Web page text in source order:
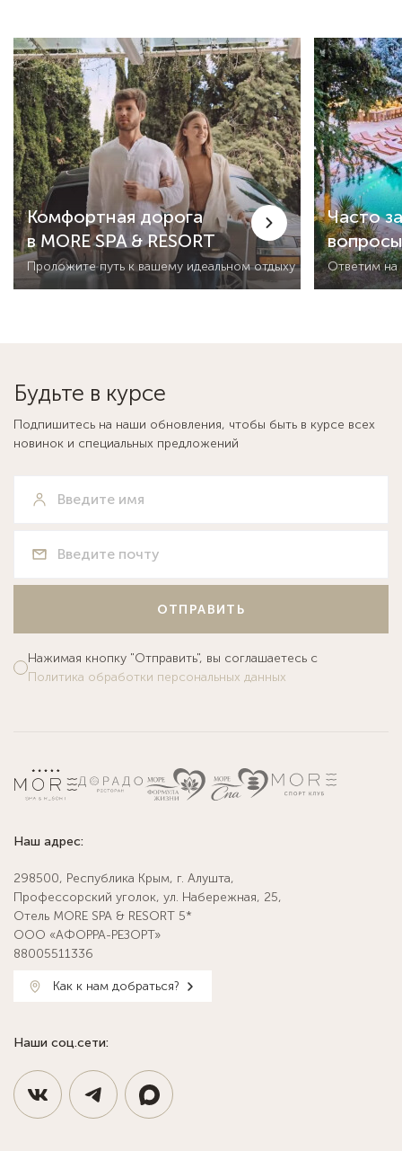
Комфортная дорога
в MORE SPA & RESORT
Проложите путь к вашему идеальном отдыху
Часто
вопросы
Ответим на
Будьте в курсе
Подпишитесь на наши обновления, чтобы быть в курсе всех
новинок и специальных предложений
ОТПРАВИТЬ
Нажимая кнопку "Отправить", вы соглашаетесь с
Политика обработки персональных данных
Наш адрес:
298500, Республика Крым, г. Алушта,
Профессорский уголок, ул. Набережная, 25,
Отель MORE SPA & RESORT 5*
ООО «АФОРРА-РЕЗОРТ»
88005511336
Как к нам добраться?
Наши соц.сети: